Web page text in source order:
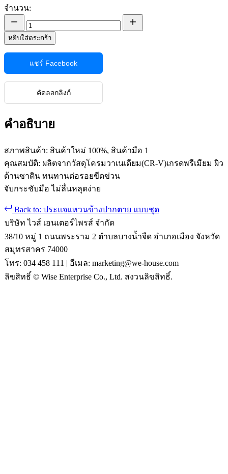
จำนวน:
หยิบใส่ตระกร้า
แชร์ Facebook
คัดลอกลิงก์
คำอธิบาย
สภาพสินค้า: สินค้าใหม่ 100%, สินค้ามือ 1
คุณสมบัติ: ผลิตจากวัสดุโครมวาเนเดียม(CR-V)เกรดพรีเมียม ผิว
ด้านซาติน ทนทานต่อรอยขีดข่วน
จับกระชับมือ ไม่ลื่นหลุดง่าย
Back to: ประแจแหวนข้างปากตาย แบบชุด
บริษัท ไวส์ เอนเตอร์ไพรส์ จำกัด
38/10 หมู่ 1 ถนนพระราม 2 ตำบลบางน้ำจืด อำเภอเมือง จังหวัด
สมุทรสาคร 74000
โทร: 034 458 111 | อีเมล: marketing@we-house.com
ลิขสิทธิ์ © Wise Enterprise Co., Ltd. สงวนลิขสิทธิ์.